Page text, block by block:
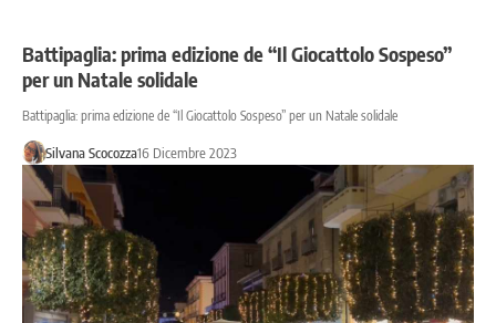
Battipaglia: prima edizione de “Il Giocattolo Sospeso”
per un Natale solidale
Battipaglia: prima edizione de “Il Giocattolo Sospeso” per un Natale solidale
Silvana Scocozza16 Dicembre 2023